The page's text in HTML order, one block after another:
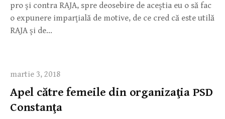
pro şi contra RAJA, spre deosebire de aceştia eu o să fac
o expunere imparţială de motive, de ce cred că este utilă
RAJA şi de…
martie 3, 2018
Apel către femeile din organizaţia PSD
Constanţa